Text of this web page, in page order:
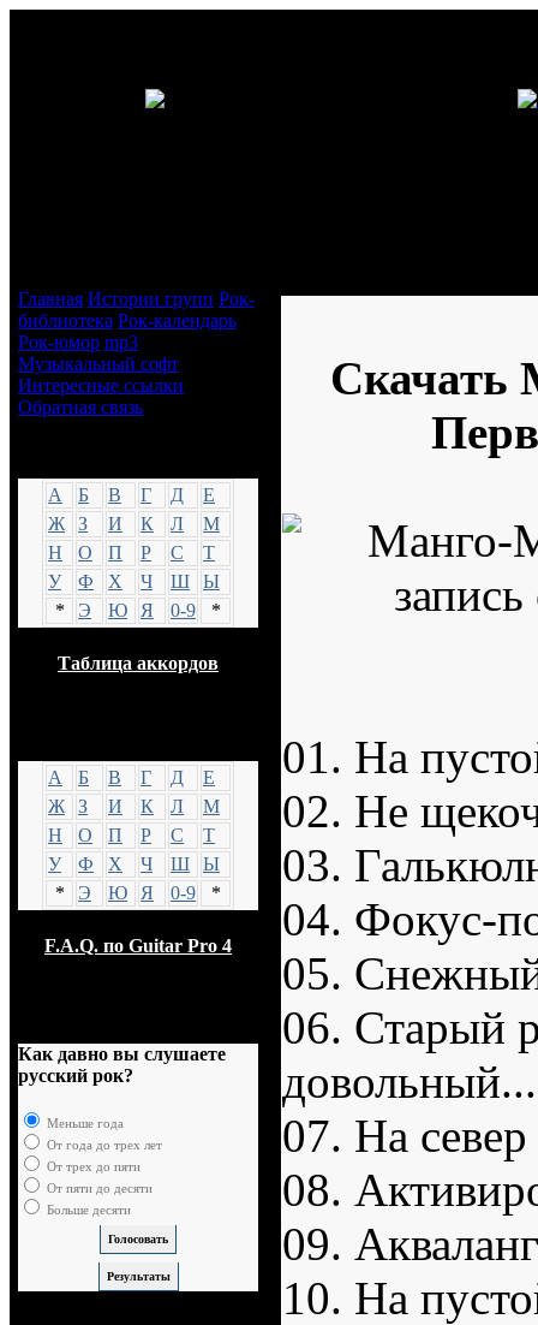
Главная Истории групп Рок-
библиотека Рок-календарь
Рок-юмор mp3
Музыкальный софт
Интересные ссылки
Обратная связь
А
Б В Г Д
Е
Ж
З И К Л
М
Н
О П Р С
Т
У
Ф Х Ч Ш
Ы
*
Э Ю Я 0-9 *
Таблица аккордов
А
Б В Г Д
Е
Ж
З И К Л
М
Н
О П Р С
Т
У
Ф Х Ч Ш
Ы
*
Э Ю Я 0-9 *
F.A.Q. по Guitar Pro 4
Как давно вы слушаете
русский рок?
Меньше года
От года до трех лет
От трех до пяти
От пяти до десяти
Больше десяти
Скачать
01. На
02. Не
03.
04. Фокус-
05.
06. Старый
довольный...
07. На
08.
09.
10. На